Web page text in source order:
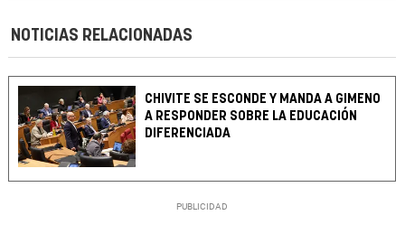
NOTICIAS RELACIONADAS
CHIVITE SE ESCONDE Y MANDA A GIMENO
A RESPONDER SOBRE LA EDUCACIÓN
DIFERENCIADA